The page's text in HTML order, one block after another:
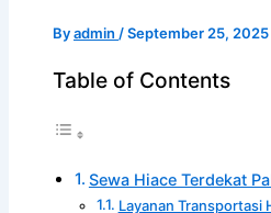
Byadmin /September 25, 2025
Table of Contents
Sewa Hiace Terdekat
Layanan Transportasi